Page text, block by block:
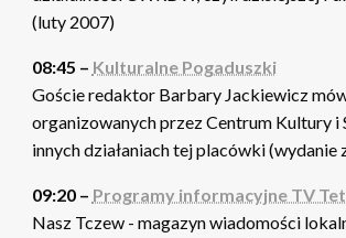
(luty 2007)
08:45 – Kulturalne Pogaduszki
Goście redaktor Barbary Jackiewicz
organizowanych przez Centrum Kultury i
innych działaniach tej placówki (wydanie
09:20 – Programy informacyjne TV
Nasz Tczew - magazyn wiadomości